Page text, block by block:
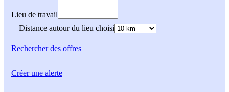
Lieu de travail
Distance autour du lieu choisi
Rechercherdes offres
Créer une alerte